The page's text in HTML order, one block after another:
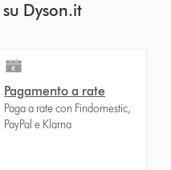
Dyson.it
Pagamento a rate
Paga a rate con Findomestic,
PayPal e Klarna